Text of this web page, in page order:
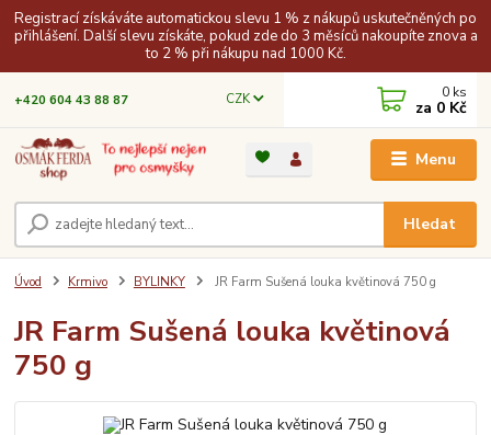
Registrací získáváte automatickou slevu 1 % z nákupů uskutečněných po
přihlášení. Další slevu získáte, pokud zde do 3 měsíců nakoupíte znova a
to 2 % při nákupu nad 1000 Kč.
Menu
CZK
Hledat
+420 604 43 88 87 0 ks
za 0 Kč
Úvod Krmivo BYLINKY JR Farm Sušená louka květinová 750 g
JR Farm Sušená louka květinová
750 g